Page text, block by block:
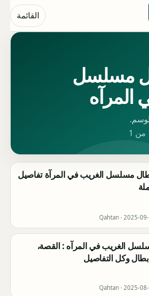
القائمة
مسلسل
المرآه
مسلسل الغريب في المرآة تفاصيل
Qahtan · 2025-
الغريب في المرآه : القصة،
وكل التفاصيل
Qahtan · 2025-